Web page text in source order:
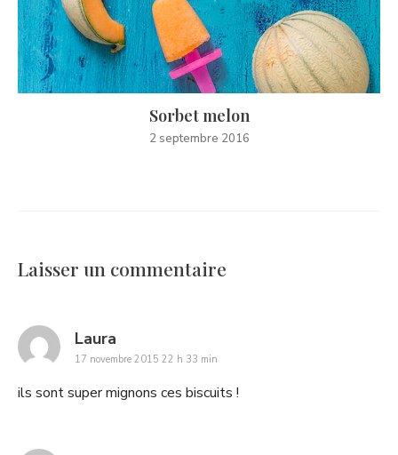
Sorbet melon
2 septembre 2016
Laisser un commentaire
Laura
17 novembre 2015 22 h 33 min
ils sont super mignons ces biscuits !